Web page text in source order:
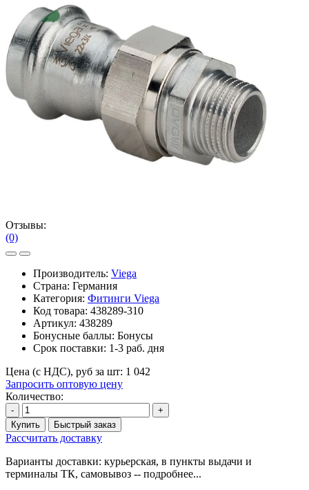
Отзывы:
(0)
Производитель: Viega
Страна: Германия
Категория: Фитинги Viega
Код товара: 438289-310
Артикул: 438289
Бонусные баллы: Бонусы
Срок поставки: 1-3 раб. дня
Цена (с НДС), руб за шт: 1 042
Запросить оптовую цену
Количество:
-
+
Купить
Быстрый заказ
Рассчитать доставку
Варианты доставки: курьерская, в пункты выдачи и
терминалы ТК, самовывоз -- подробнее...